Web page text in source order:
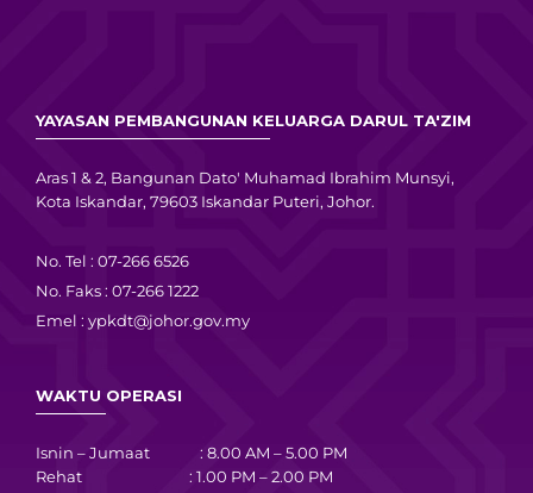
YAYASAN PEMBANGUNAN KELUARGA DARUL TA'ZIM
Aras 1 & 2, Bangunan Dato' Muhamad Ibrahim Munsyi,
Kota Iskandar, 79603 Iskandar Puteri, Johor.
No. Tel : 07-266 6526
No. Faks : 07-266 1222
Emel : ypkdt@johor.gov.my
WAKTU OPERASI
Isnin – Jumaat : 8.00 AM – 5.00 PM
Rehat : 1.00 PM – 2.00 PM